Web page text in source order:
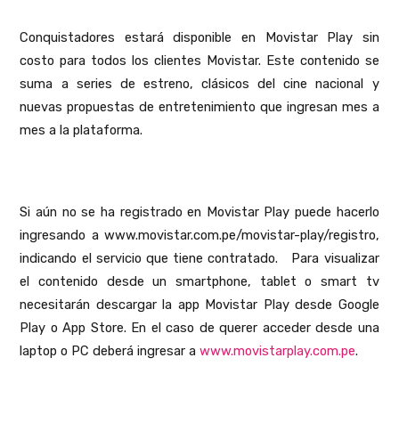
Conquistadores estará disponible en Movistar Play sin
costo para todos los clientes Movistar. Este contenido se
suma a series de estreno, clásicos del cine nacional y
nuevas propuestas de entretenimiento que ingresan mes a
mes a la plataforma.
Si aún no se ha registrado en Movistar Play puede hacerlo
ingresando a www.movistar.com.pe/movistar-play/registro,
indicando el servicio que tiene contratado.
Para visualizar
el contenido desde un smartphone, tablet o smart tv
necesitarán descargar la app Movistar Play desde Google
Play o App Store. En el caso de querer acceder desde una
laptop o PC deberá ingresar awww.movistarplay.com.pe.